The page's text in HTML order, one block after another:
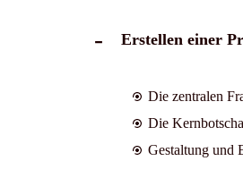
Erstellen einer
Die zentralen
Die
Gestaltung und